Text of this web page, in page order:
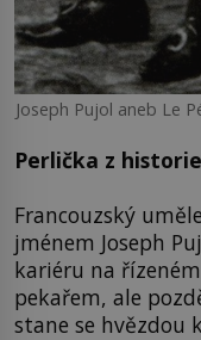
Joseph Pujol aneb Le
Perlička z
Francouzský
jménem Joseph
kariéru na
pekařem, ale
stane se hvězdou